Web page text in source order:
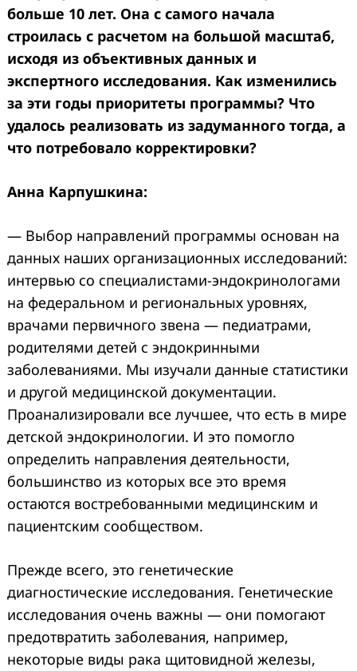
больше 10 лет. Она с самого начала
строилась с расчетом на большой масштаб,
исходя из объективных данных и
экспертного исследования. Как изменились
за эти годы приоритеты программы? Что
удалось реализовать из задуманного тогда, а
что потребовало корректировки?
Анна Карпушкина:
— Выбор направлений программы основан на
данных наших организационных исследований:
интервью со специалистами-эндокринологами
на федеральном и региональных уровнях,
врачами первичного звена — педиатрами,
родителями детей с эндокринными
заболеваниями. Мы изучали данные статистики
и другой медицинской документации.
Проанализировали все лучшее, что есть в мире
детской эндокринологии. И это помогло
определить направления деятельности,
большинство из которых все это время
остаются востребованными медицинским и
пациентским сообществом.
Прежде всего, это генетические
диагностические исследования. Генетические
исследования очень важны — они помогают
предотвратить заболевания, например,
некоторые виды рака щитовидной железы,